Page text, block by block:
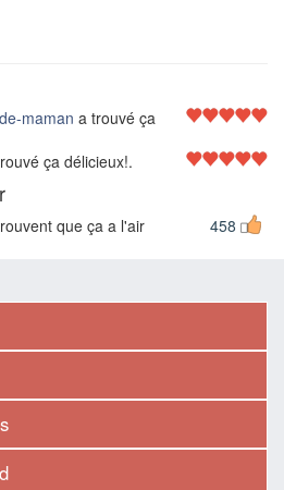
maman a trouvé ça
ça délicieux!.
458
que ça a l'air